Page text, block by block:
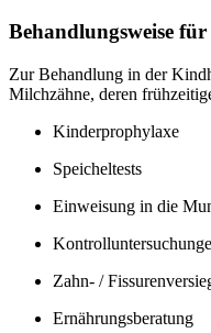
Behandlungsweise
Zur Behandlung in der
Milchzähne, deren
Kinderprophylaxe
Speicheltests
Einweisung in die
Zahn- /
Ernährungsberatung